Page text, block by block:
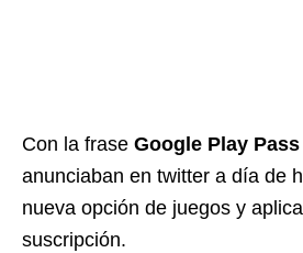
Con la frase Google Play
anunciaban en twitter a día de
nueva opción de juegos y
suscripción.